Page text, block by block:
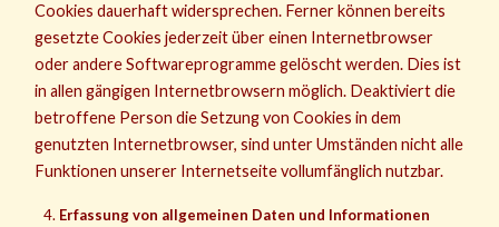
Cookies dauerhaft widersprechen. Ferner können bereits
gesetzte Cookies jederzeit über einen Internetbrowser
oder andere Softwareprogramme gelöscht werden. Dies ist
in allen gängigen Internetbrowsern möglich. Deaktiviert die
betroffene Person die Setzung von Cookies in dem
genutzten Internetbrowser, sind unter Umständen nicht alle
Funktionen unserer Internetseite vollumfänglich nutzbar.
Erfassung von allgemeinen Daten und Informationen